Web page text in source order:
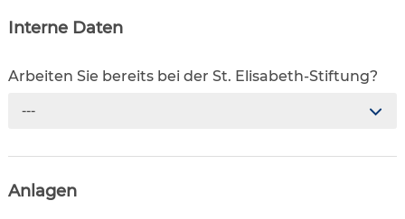
Interne Daten
Arbeiten Sie bereits bei der St. Elisabeth-Stiftung?
---
Anlagen